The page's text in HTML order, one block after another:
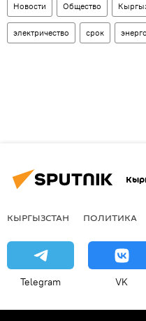
Новости Общество
электричество срок
КЫРГЫЗСТАН ПОЛИТИКА
Telegram VK